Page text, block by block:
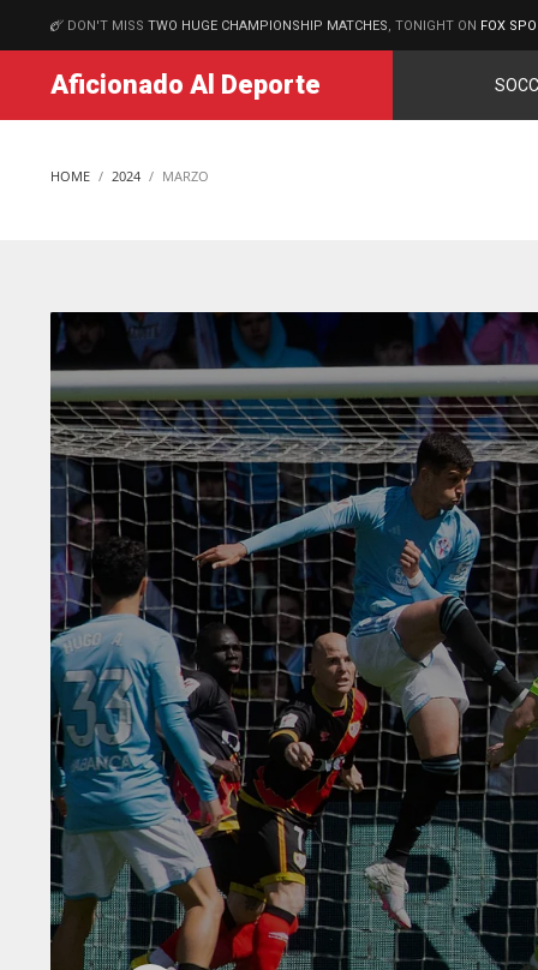
MATCHES
DON'T MISS TWO HUGE CHAMPIONSHIP MATCHES , TONIGHT ON FOX
Aficionado Al Deporte
HOME 2024 MARZO